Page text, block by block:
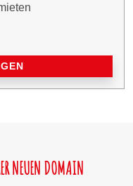
NEUEN DOMAIN